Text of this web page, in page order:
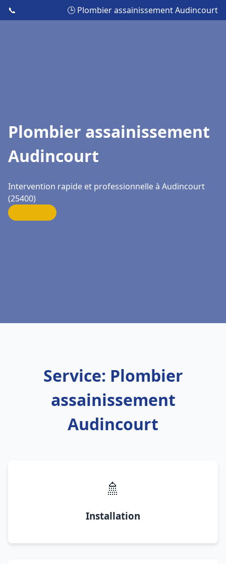
📞 🕒 Plombier assainissement Audincourt
Plombier assainissement
Audincourt
Intervention rapide et professionnelle à Audincourt
(25400)
Service: Plombier
assainissement
Audincourt
🚿
Installation